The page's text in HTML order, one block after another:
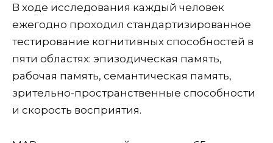
В ходе исследования каждый человек
ежегодно проходил стандартизированное
тестирование когнитивных способностей в
пяти областях: эпизодическая память,
рабочая память, семантическая память,
зрительно-пространственные способности
и скорость восприятия.